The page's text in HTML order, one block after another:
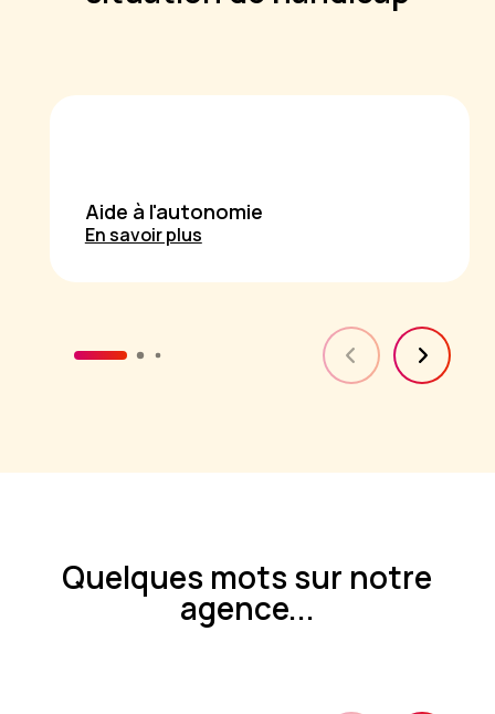
Aide à l'autonomie
En savoir plus
Quelques mots sur notre
agence...